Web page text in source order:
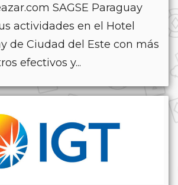
SAGSE Paraguay
actividades en el Hotel
de Ciudad del Este con más
efectivos y...